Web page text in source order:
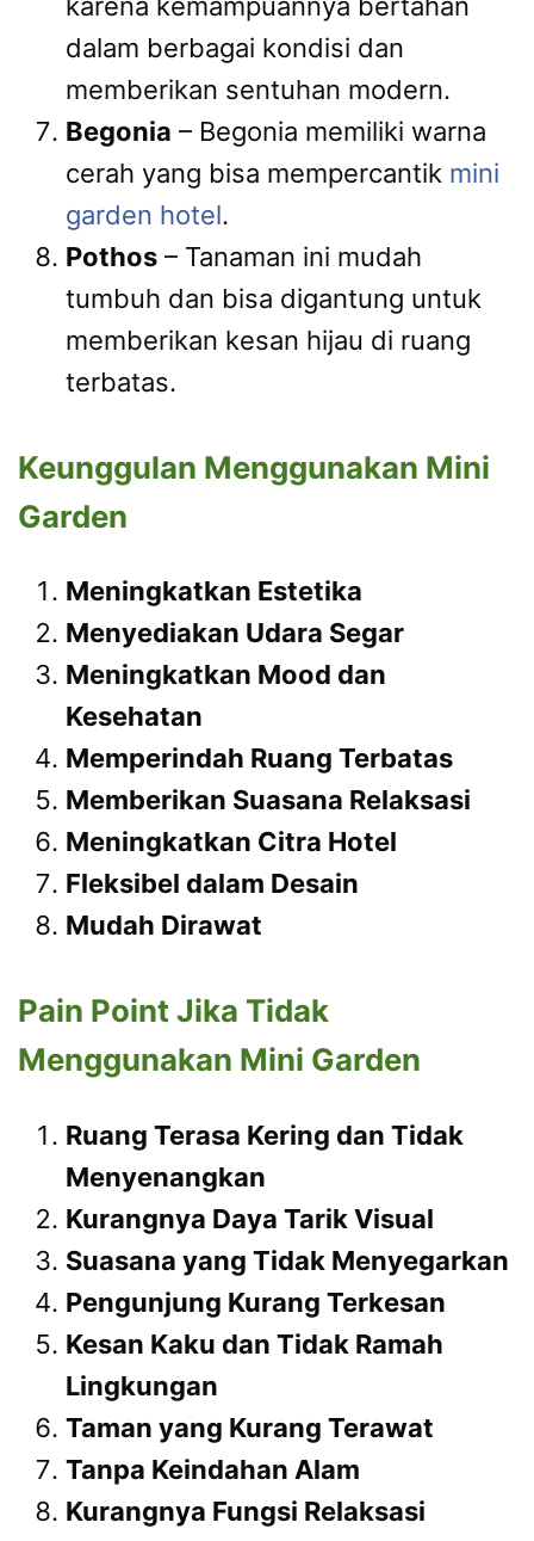
dalam berbagai kondisi dan
memberikan sentuhan modern.
Begonia – Begonia memiliki warna
cerah yang bisa mempercantik mini
garden hotel.
Pothos – Tanaman ini mudah
tumbuh dan bisa digantung untuk
memberikan kesan hijau di ruang
terbatas.
Keunggulan Menggunakan Mini
Garden
Meningkatkan Estetika
Menyediakan Udara Segar
Meningkatkan Mood dan
Kesehatan
Memperindah Ruang Terbatas
Memberikan Suasana Relaksasi
Meningkatkan Citra Hotel
Fleksibel dalam Desain
Mudah Dirawat
Pain Point Jika Tidak
Menggunakan Mini Garden
Ruang Terasa Kering dan Tidak
Menyenangkan
Kurangnya Daya Tarik Visual
Suasana yang Tidak Menyegarkan
Pengunjung Kurang Terkesan
Kesan Kaku dan Tidak Ramah
Lingkungan
Taman yang Kurang Terawat
Tanpa Keindahan Alam
Kurangnya Fungsi Relaksasi